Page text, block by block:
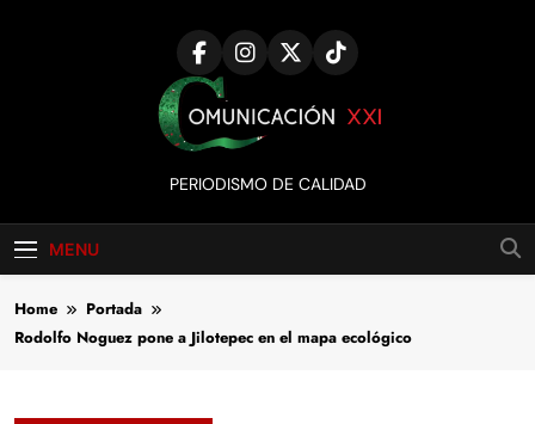
Comunicación
XXI
PERIODISMO DE CALIDAD
MENU
Home
Portada
Rodolfo Noguez pone a Jilotepec en el mapa ecológico